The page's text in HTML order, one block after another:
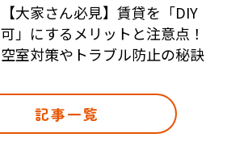
【大家さん必見】賃貸を「DIY
可」にするメリットと注意点！
空室対策やトラブル防止の秘訣
記事一覧